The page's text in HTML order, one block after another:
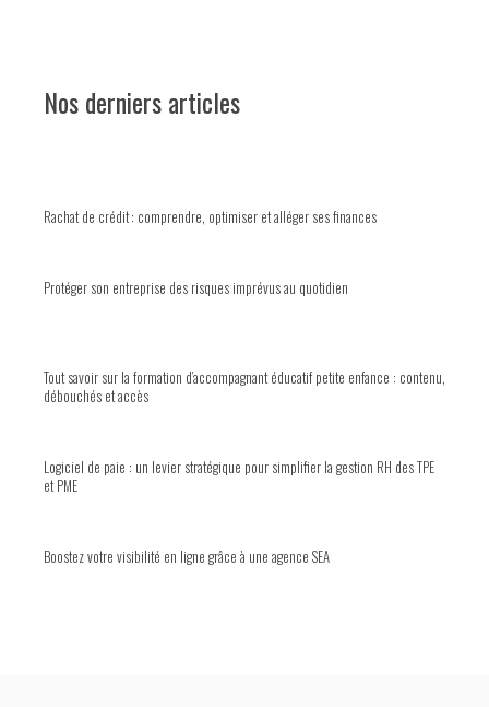
Nos derniers articles
Rachat de crédit : comprendre, optimiser et alléger ses finances
Protéger son entreprise des risques imprévus au quotidien
Tout savoir sur la formation d’accompagnant éducatif petite enfance : contenu,
débouchés et accès
Logiciel de paie : un levier stratégique pour simplifier la gestion RH des TPE
et PME
Boostez votre visibilité en ligne grâce à une agence SEA